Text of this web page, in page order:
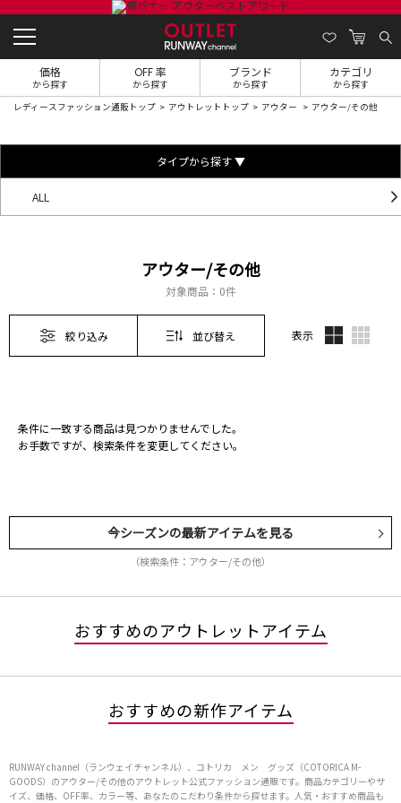
価格
から探す
OFF 率
から探す
ブランド
から探す
カテゴリ
から探す
レディースファッション通販トップ アウトレットトップ アウター アウター/その他
タイプから探す ▼
ALL
アウター/その他
対象商品： 0件
絞り込み 並び替え 表示
条件に一致する商品は見つかりませんでした。
お手数ですが、検索条件を変更してください。
今シーズンの最新アイテムを見る
（検索条件：アウター/その他）
おすすめのアウトレットアイテム
おすすめの新作アイテム
RUNWAY channel（ランウェイチャンネル）、コトリカ メン グッズ（COTORICA M-
GOODS）のアウター/その他のアウトレット公式ファッション通販です。商品カテゴリーやサ
イズ、価格、OFF率、カラー等、あなたのこだわり条件から探せます。人気・おすすめ商品も